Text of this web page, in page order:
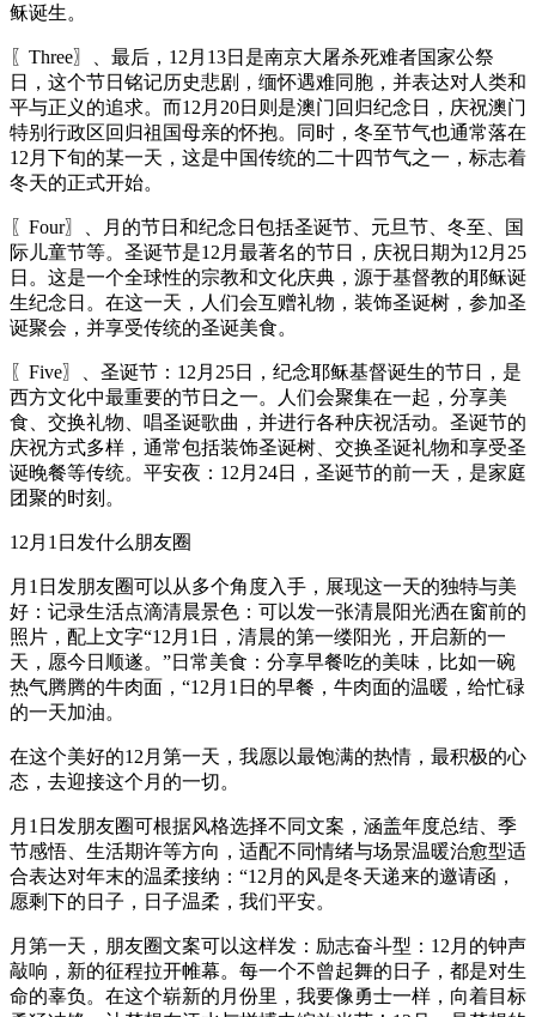
稣诞生。
〖Three〗、最后，12月13日是南京大屠杀死难者国家公祭
日，这个节日铭记历史悲剧，缅怀遇难同胞，并表达对人类和
平与正义的追求。而12月20日则是澳门回归纪念日，庆祝澳门
特别行政区回归祖国母亲的怀抱。同时，冬至节气也通常落在
12月下旬的某一天，这是中国传统的二十四节气之一，标志着
冬天的正式开始。
〖Four〗、月的节日和纪念日包括圣诞节、元旦节、冬至、国
际儿童节等。圣诞节是12月最著名的节日，庆祝日期为12月25
日。这是一个全球性的宗教和文化庆典，源于基督教的耶稣诞
生纪念日。在这一天，人们会互赠礼物，装饰圣诞树，参加圣
诞聚会，并享受传统的圣诞美食。
〖Five〗、圣诞节：12月25日，纪念耶稣基督诞生的节日，是
西方文化中最重要的节日之一。人们会聚集在一起，分享美
食、交换礼物、唱圣诞歌曲，并进行各种庆祝活动。圣诞节的
庆祝方式多样，通常包括装饰圣诞树、交换圣诞礼物和享受圣
诞晚餐等传统。平安夜：12月24日，圣诞节的前一天，是家庭
团聚的时刻。
12月1日发什么朋友圈
月1日发朋友圈可以从多个角度入手，展现这一天的独特与美
好：记录生活点滴清晨景色：可以发一张清晨阳光洒在窗前的
照片，配上文字“12月1日，清晨的第一缕阳光，开启新的一
天，愿今日顺遂。”日常美食：分享早餐吃的美味，比如一碗
热气腾腾的牛肉面，“12月1日的早餐，牛肉面的温暖，给忙碌
的一天加油。
在这个美好的12月第一天，我愿以最饱满的热情，最积极的心
态，去迎接这个月的一切。
月1日发朋友圈可根据风格选择不同文案，涵盖年度总结、季
节感悟、生活期许等方向，适配不同情绪与场景温暖治愈型适
合表达对年末的温柔接纳：“12月的风是冬天递来的邀请函，
愿剩下的日子，日子温柔，我们平安。
月第一天，朋友圈文案可以这样发：励志奋斗型：12月的钟声
敲响，新的征程拉开帷幕。每一个不曾起舞的日子，都是对生
命的辜负。在这个崭新的月份里，我要像勇士一样，向着目标